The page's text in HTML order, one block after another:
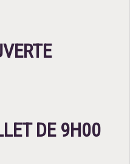
DE 9H00